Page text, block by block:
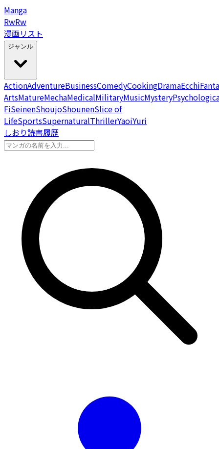
Manga
RwRw
漫画リスト
ジャンル
ActionAdventureBusinessComedyCookingDramaEcchi
ArtsMatureMechaMedicalMilitaryMusicMystery
FiSeinenShoujoShounenSlice of
LifeSportsSupernaturalThrillerYaoiYuri
しおり読書履歴